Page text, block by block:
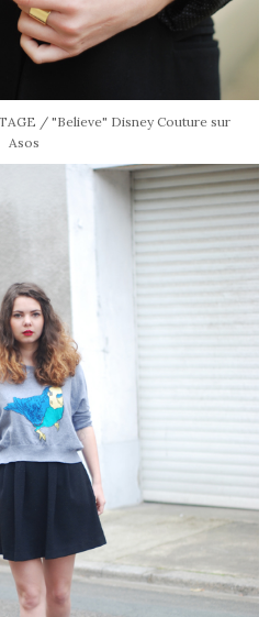
/ "Believe" Disney Couture sur
Asos